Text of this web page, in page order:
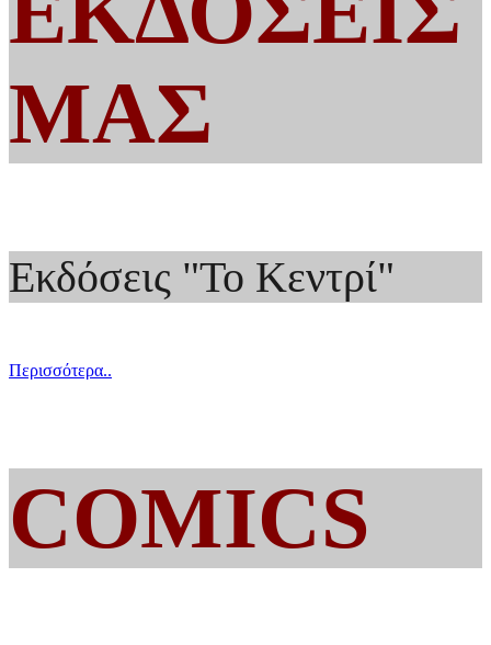
ΜΑΣ
Εκδόσεις "Το Κεντρί"
Περισσότερα..
COMICS